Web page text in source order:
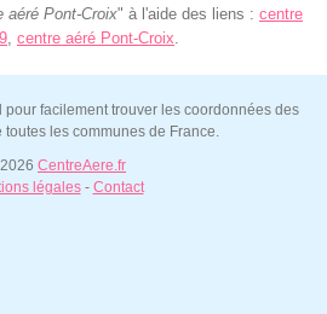
aéré Pont-Croix" à l'aide des liens : centre
, centre aéré Pont-Croix.
pour facilement trouver les coordonnées des
toutes les communes de France.
CentreAere.fr
légales- Contact